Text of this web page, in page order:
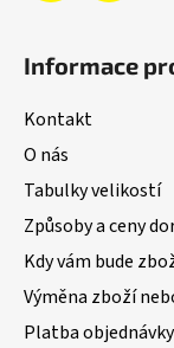
Informace
Kontakt
O nás
Tabulky velikostí
Způsoby a ceny
Kdy vám bude
Výměna zboží
Platba